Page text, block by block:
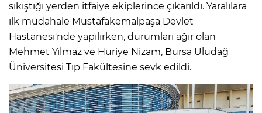
sıkıştığı yerden itfaiye ekiplerince çıkarıldı. Yaralılara
ilk müdahale Mustafakemalpaşa Devlet
Hastanesi'nde yapılırken, durumları ağır olan
Mehmet Yılmaz ve Huriye Nizam, Bursa Uludağ
Üniversitesi Tıp Fakültesine sevk edildi.